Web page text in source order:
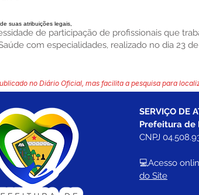
suas atribuições legais,
de participação de profissionais que
com especialidades, realizado no dia 23
no Diário Oficial, mas facilita a pesquisa para
SERVIÇO DE
Prefeitura de
CNPJ
💻Acesso
do Site